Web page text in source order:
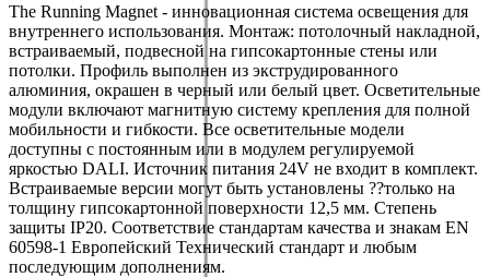
The Running Magnet - инновационная система освещения для
внутреннего использования. Монтаж: потолочный накладной,
встраиваемый, подвесной на гипсокартонные стены или
потолки. Профиль выполнен из экструдированного
алюминия, окрашен в черный или белый цвет. Осветительные
модули включают магнитную систему крепления для полной
мобильности и гибкости. Все осветительные модели
доступны с постоянным или в модулем регулируемой
яркостью DALI. Источник питания 24V не входит в комплект.
Встраиваемые версии могут быть установлены ??только на
толщину гипсокартонной поверхности 12,5 мм. Степень
защиты IP20. Соответствие стандартам качества и знакам EN
60598-1 Европейский Технический стандарт и любым
последующим дополнениям.